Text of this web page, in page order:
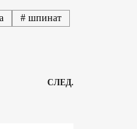
# шпинат
СЛЕД.